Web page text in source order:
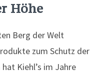
Höhe
Berg der Welt
zum Schutz der
Kiehl’s im Jahre